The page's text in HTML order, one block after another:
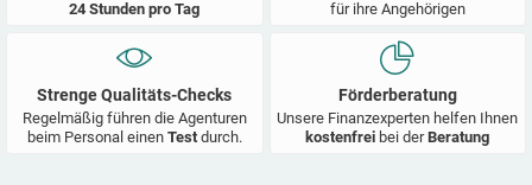
24 Stunden pro Tag
für ihre Angehörigen
Strenge Qualitäts-Checks
Regelmäßig führen die Agenturen
beim Personal einen Test durch.
Förderberatung
Unsere Finanzexperten helfen Ihnen
kostenfrei bei derBeratung